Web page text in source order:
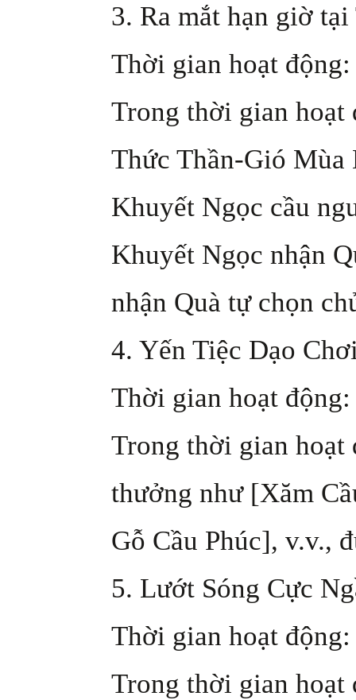
3. Ra mắt hạn giờ
Thời gian hoạt
Trong thời gian hoạt
Thức Thần-Gió
Khuyết Ngọc cầu
Khuyết Ngọc nhận
nhận Quà tự chọn
4. Yến Tiệc Dạo
Thời gian hoạt
Trong thời gian hoạt
thưởng như [Xăm
Gỗ Cầu Phúc], v.v.,
5. Lướt Sóng Cực
Thời gian hoạt
Trong thời gian hoạt